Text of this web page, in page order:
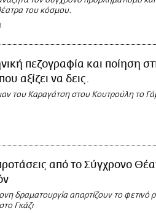
του κόσμου.
πεζογραφία και ποίηση
αξίζει να δεις.
του Καραγάτση στου Κουτρούλη το
από το Σύγχρονο
δραματουργία απαρτίζουν το φετινό
Γκάζι